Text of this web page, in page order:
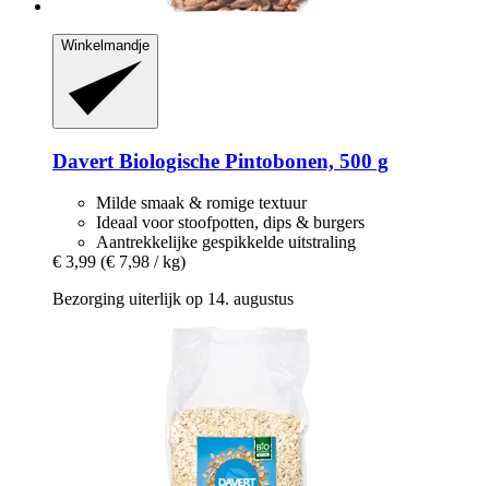
Winkelmandje
Davert Biologische Pintobonen, 500 g
Milde smaak & romige textuur
Ideaal voor stoofpotten, dips & burgers
Aantrekkelijke gespikkelde uitstraling
€ 3,99 (€ 7,98 / kg)
Bezorging uiterlijk op 14. augustus